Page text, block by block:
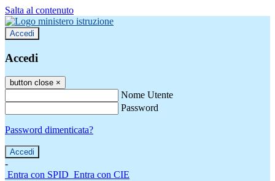
Salta al contenuto
Accedi
Accedi
button close ×
Nome Utente
Password
Password dimenticata?
-
Entra con SPID Entra con CIE